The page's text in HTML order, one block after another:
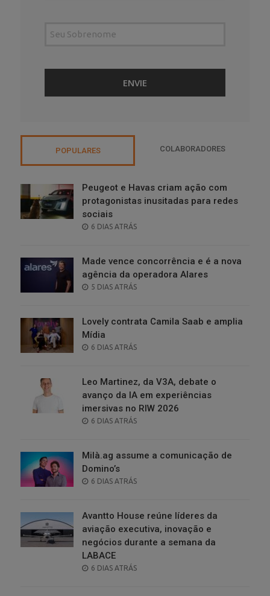
POPULARES COLABORADORES
Peugeot e Havas criam ação com
protagonistas inusitadas para redes
sociais
POSTED
6 DIAS ATRÁS
Made vence concorrência e é a nova
agência da operadora Alares
POSTED
5 DIAS ATRÁS
Lovely contrata Camila Saab e amplia
Mídia
POSTED
6 DIAS ATRÁS
Leo Martinez, da V3A, debate o
avanço da IA em experiências
imersivas no RIW 2026
POSTED
6 DIAS ATRÁS
Milà.ag assume a comunicação de
Domino’s
POSTED
6 DIAS ATRÁS
Avantto House reúne líderes da
aviação executiva, inovação e
negócios durante a semana da
LABACE
POSTED
6 DIAS ATRÁS